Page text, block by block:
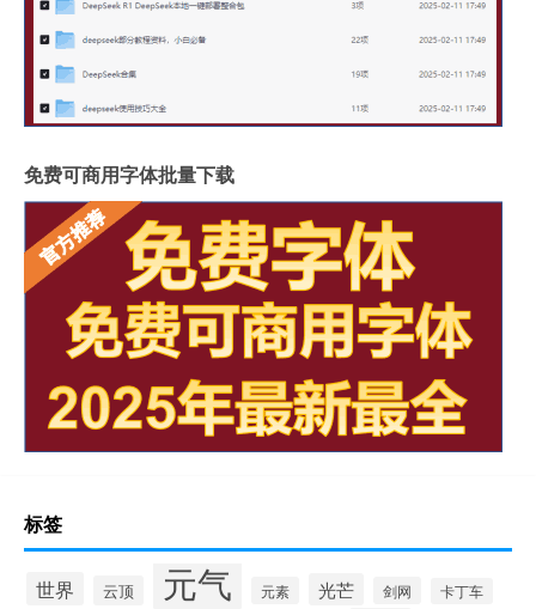
免费可商用字体批量下载
标签
世界 云顶 元气 元素 光芒 剑网 卡丁车